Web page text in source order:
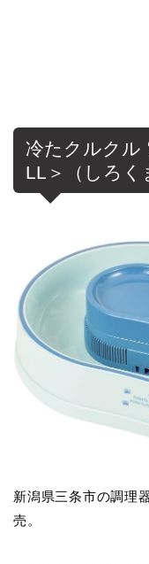
冷たクルクル
LL＞（しろく
新潟県三条市の調理
売。